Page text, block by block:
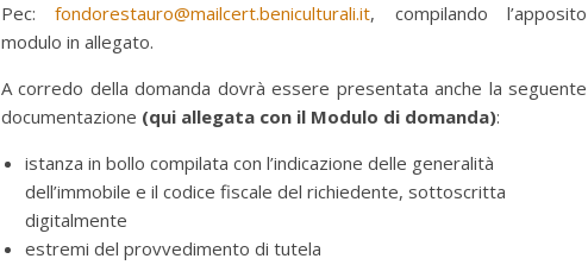
Pec:fondorestauro@mailcert.beniculturali.it, compilando l’apposito
modulo in allegato.
A corredo della domanda dovrà essere presentata anche la seguente
documentazione (qui allegata con il Modulo di domanda):
istanza in bollo compilata con l’indicazione delle generalità
dell’immobile e il codice fiscale del richiedente, sottoscritta
digitalmente
estremi del provvedimento di tutela